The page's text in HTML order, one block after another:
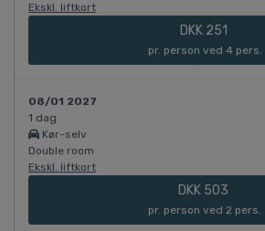
Ekskl. liftkort
DKK 251
pr. person ved 4 pers.
08/01 2027
1 dag
Kør-selv
Double room
Ekskl. liftkort
DKK 503
pr. person ved 2 pers.